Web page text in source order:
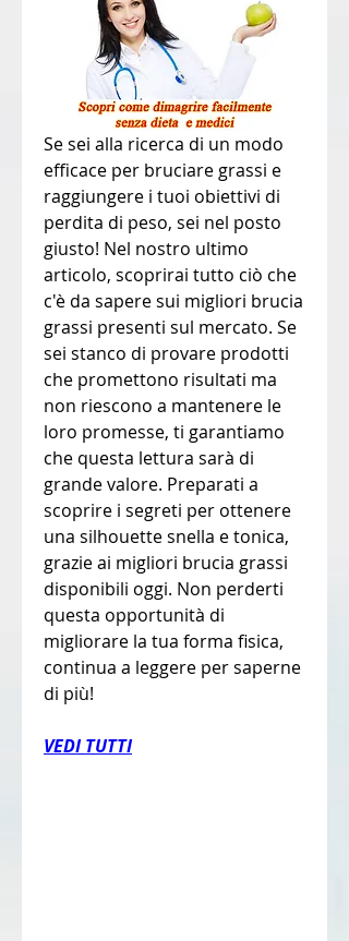
Se sei alla ricerca di un modo
efficace per bruciare grassi e
raggiungere i tuoi obiettivi di
perdita di peso, sei nel posto
giusto! Nel nostro ultimo
articolo, scoprirai tutto ciò che
c'è da sapere sui migliori brucia
grassi presenti sul mercato. Se
sei stanco di provare prodotti
che promettono risultati ma
non riescono a mantenere le
loro promesse, ti garantiamo
che questa lettura sarà di
grande valore. Preparati a
scoprire i segreti per ottenere
una silhouette snella e tonica,
grazie ai migliori brucia grassi
disponibili oggi. Non perderti
questa opportunità di
migliorare la tua forma fisica,
continua a leggere per saperne
di più!
VEDI TUTTI